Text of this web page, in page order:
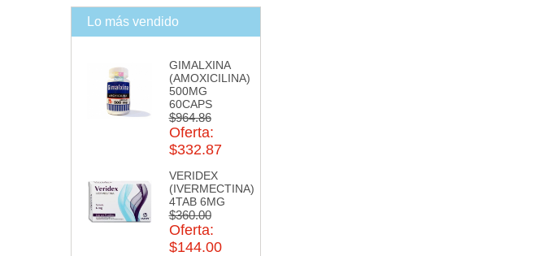
Lo más vendido
GIMALXINA
(AMOXICILINA)
500MG
60CAPS
$964.86
Oferta:
$332.87
VERIDEX
(IVERMECTINA)
4TAB 6MG
$360.00
Oferta:
$144.00